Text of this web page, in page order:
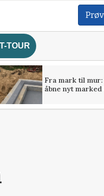
TOUR
Fra mark til
åbne nyt